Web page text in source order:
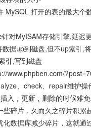
MySQL 打开的表的最大个
对MyISAM存储引擎,延迟
据up到磁盘,但不up索引,
引,写到磁盘
www.phpben.com/
、check、repair维护操
入，更新，删除的时候难
些碎片，久而久之碎片积累
数据库减少碎片，这就通